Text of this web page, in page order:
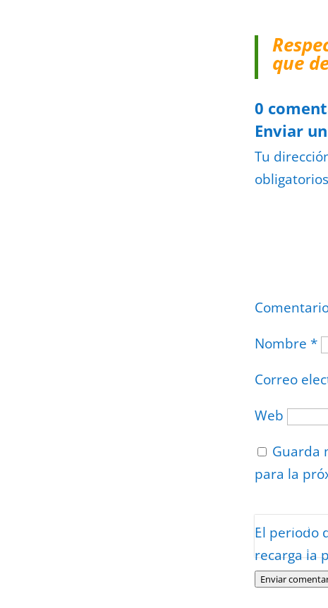
que
0
Enviar
Tu
Nombre *
Correo
Web
Guarda
para la
El periodo
recarga la
Enviar
Protegidos por